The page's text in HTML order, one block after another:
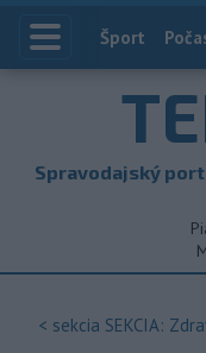
Index
Šport
Spravodajský
< sekcia SEKCIA: